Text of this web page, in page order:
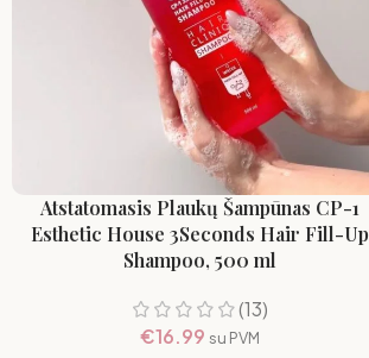
Atstatomasis Plaukų Šampūnas CP-1
Esthetic House 3Seconds Hair Fill-Up
Shampoo, 500 ml
(13)
€16.99 su PVM